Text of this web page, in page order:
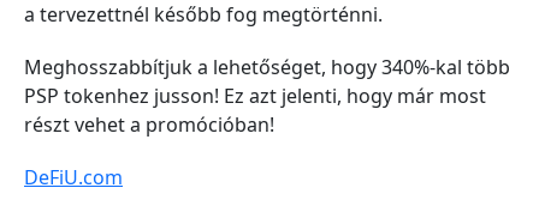
a tervezettnél később fog megtörténni.
Meghosszabbítjuk a lehetőséget, hogy 340%-kal több
PSP tokenhez jusson! Ez azt jelenti, hogy már most
részt vehet a promócióban!
DeFiU.com